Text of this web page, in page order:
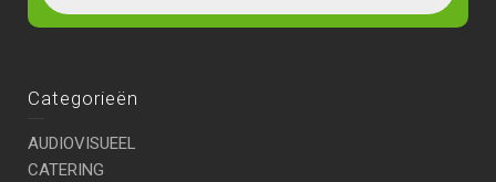
Categorieën
AUDIOVISUEEL
CATERING